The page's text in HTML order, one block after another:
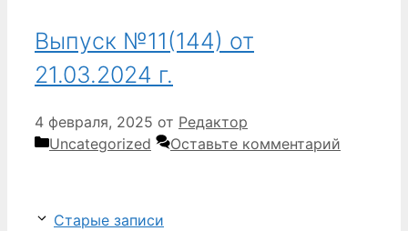
Выпуск №11(144) от
21.03.2024 г.
4 февраля, 2025 от Редактор
Рубрики
Uncategorized Оставьте комментарий
Старые записи